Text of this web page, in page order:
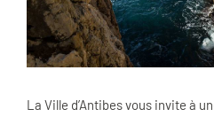
La Ville d’Antibes vous invite à